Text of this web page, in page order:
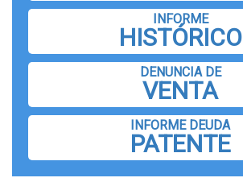
INFORME
HISTÓRICO
DENUNCIA DE
VENTA
INFORME DEUDA
PATENTE